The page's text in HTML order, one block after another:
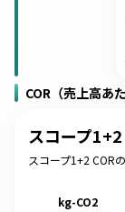
COR（売上高あ
スコープ1+2
スコープ1+2 COR
kg-CO2